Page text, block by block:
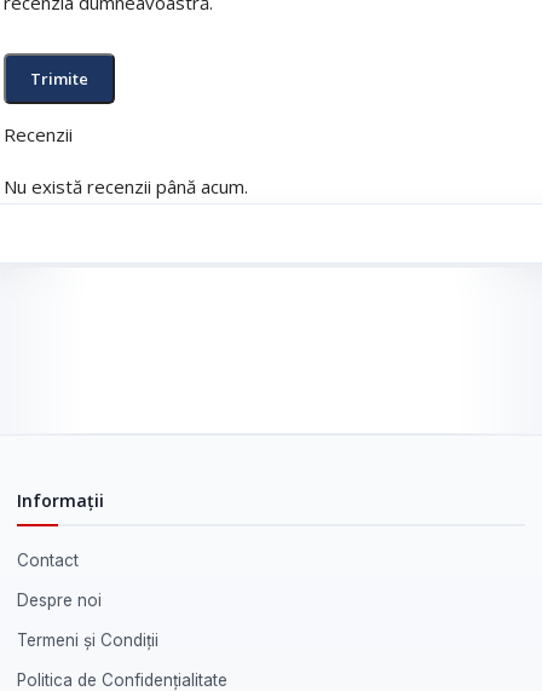
Recenzii
Nu există recenzii până acum.
Informații
Contact
Despre noi
Termeni și Condiții
Politica de Confidențialitate